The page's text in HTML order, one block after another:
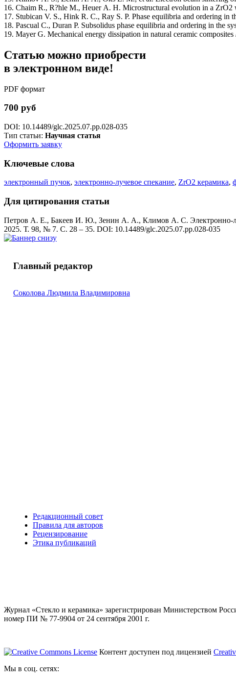
16. Chaim R., R?hle M., Heuer A. H. Microstructural evolution in a
17. Stubican V. S., Hink R. C., Ray S. P. Phase equilibria and ordering
18. Pascual C., Duran P. Subsolidus phase equilibria and ordering in the
19. Mayer G. Mechanical energy dissipation in natural ceramic
Статью можно приобрести
в электронном виде!
PDF формат
700 руб
DOI: 10.14489/glc.2025.07.pp.028-035
Тип статьи: Научная статья
Оформить заявку
Ключевые слова
электронный пучок, электронно-лучевое спекание, ZrO2 керамика,
Для цитирования статьи
Петров А. Е., Бакеев И. Ю., Зенин А. А., Климов А. С. Электронно-
2025. Т. 98, № 7. С. 28 – 35. DOI: 10.14489/glc.2025.07.pp.028-035
Главный редактор
Соколова Людмила Владимировна
Редакционный совет
Правила для авторов
Рецензирование
Этика публикаций
Журнал «Стекло и керамика» зарегистрирован Министерством
номер ПИ № 77-9904 от 24 сентября 2001 г.
Контент доступен под лицензией
Мы в соц. сетях: